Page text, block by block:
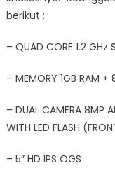
berikut :
– QUAD CORE 1.2 GHz
– MEMORY 1GB RAM +
– DUAL CAMERA 8MP
WITH LED FLASH
– 5” HD IPS OGS